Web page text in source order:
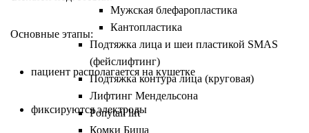
Мужская блефаропластика
Кантопластика
Подтяжка лица и шеи пластикой SMAS
(фейслифтинг)
Подтяжка контура лица (круговая)
Лифтинг Мендельсона
Ponytail lift
Комки Биша
Основные этапы:
пациент располагается на кушетке
фиксируются электроды